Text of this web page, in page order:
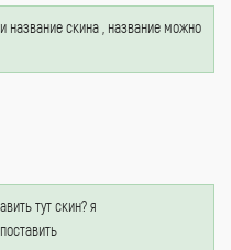
скина , название можно
тут скин? я